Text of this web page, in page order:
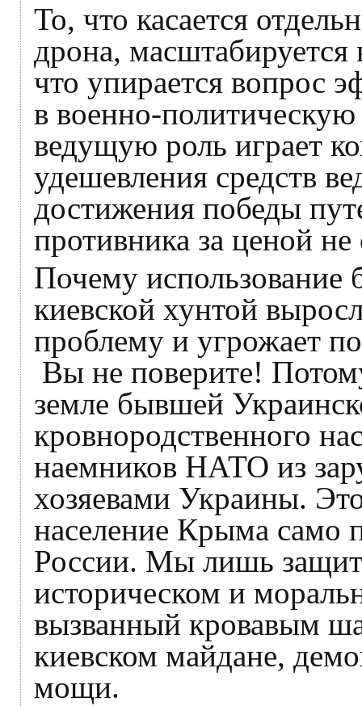
То, что касается
дрона,
что упирается вопрос
в военно-
ведущую роль играет
удешевления средств
достижения победы
противника за ценой не
Почему использование
киевской хунтой
проблему и угрожает
Вы не поверите!
земле бывшей
кровнородственного
наемников НАТО из
хозяевами Украины.
население Крыма само
России. Мы лишь
историческом и
вызванный кровавым
киевском майдане,
мощи.